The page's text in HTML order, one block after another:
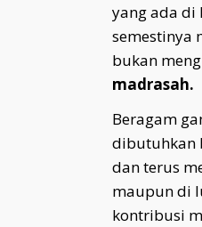
yang ada di
semestinya
bukan
madrasah.
Beragam
dibutuhkan
dan terus
maupun di
kontribusi